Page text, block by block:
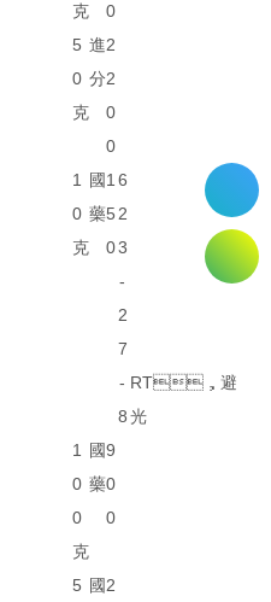
克
0
5
0
克
進
分
2
2
0
0
1
0
克
國
藥
1
5
0
6
2
3
-
2
7
-
8
RT，避
光
1
0
0
克
國
藥
9
0
0
5 國2